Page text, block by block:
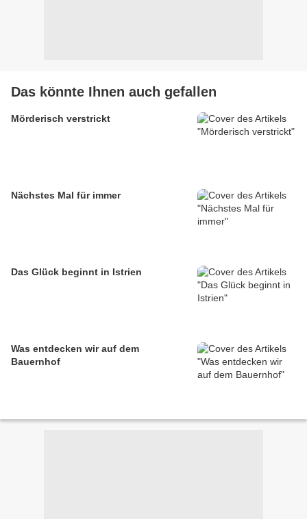
Das könnte Ihnen auch gefallen
Mörderisch verstrickt
Nächstes Mal für immer
Das Glück beginnt in Istrien
Was entdecken wir auf dem
Bauernhof